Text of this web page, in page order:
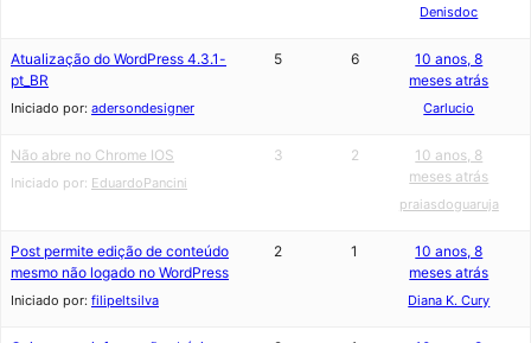
Denisdoc
Atualização do WordPress 4.3.1-
pt_BR
Iniciado por: adersondesigner
5 6
10 anos, 8
meses atrás
Carlucio
Não abre no Chrome IOS
Iniciado por: EduardoPancini
3 2
10 anos, 8
meses atrás
praiasdoguaruja
Post permite edição de conteúdo
mesmo não logado no WordPress
Iniciado por: filipeltsilva
2 1
10 anos, 8
meses atrás
Diana K. Cury